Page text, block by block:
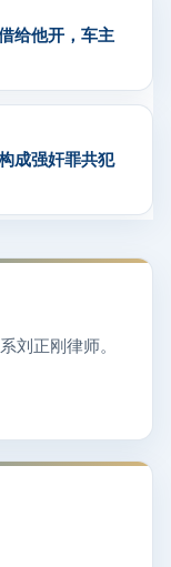
给他开，车主
成强奸罪共犯
刘正刚律师。